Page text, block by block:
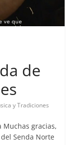
de
y Tradiciones
Muchas gracias,
Senda Norte